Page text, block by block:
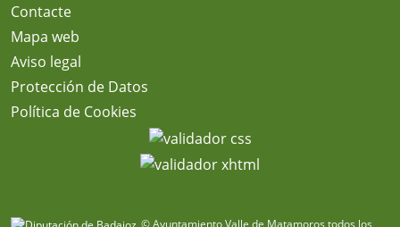
Contacte
Mapa web
Aviso legal
Protección de Datos
Política de Cookies